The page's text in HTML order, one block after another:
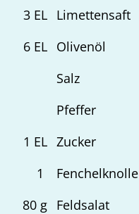
3EL Limettensaft
6EL Olivenöl
Salz
Pfeffer
1 EL Zucker
1
Fenchelknolle
80g Feldsalat